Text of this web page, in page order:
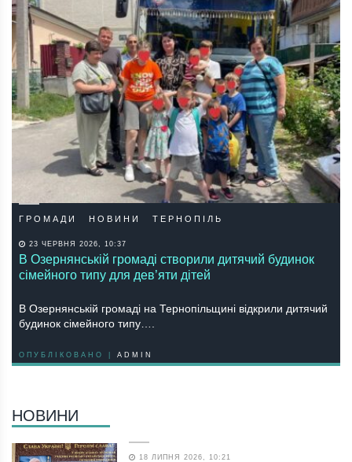
ГРОМАДИ НОВИНИ ТЕРНОПІЛЬ
23 ЧЕРВНЯ 2026, 10:37
В Озернянській громаді створили дитячий будинок
сімейного типу для дев’яти дітей
В Озернянській громаді на Тернопільщині відкрили дитячий
будинок сімейного типу….
ОПУБЛІКОВАНО | ADMIN
НОВИНИ
18 ЛИПНЯ 2026, 10:21